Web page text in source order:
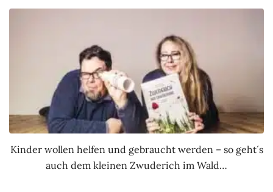
Kinder wollen helfen und gebraucht werden – so geht´s
auch dem kleinen Zwuderich im Wald…